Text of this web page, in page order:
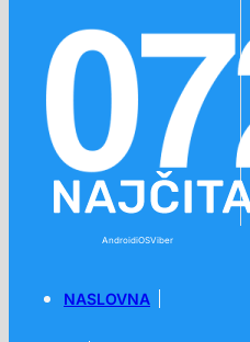
AndroidiOSViber
NASLOVNA